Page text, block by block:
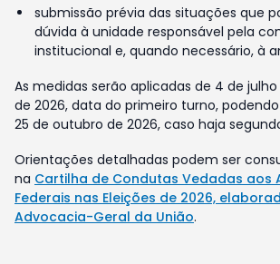
submissão prévia das situações que
dúvida à unidade responsável pela
institucional e, quando necessário, à
As medidas serão aplicadas de 4 de
de 2026, data do primeiro turno,
25 de outubro de 2026, caso haja
Orientações detalhadas podem ser
na Cartilha de Condutas Vedadas aos
Federais nas Eleições de 2026,
Advocacia-Geral da União.